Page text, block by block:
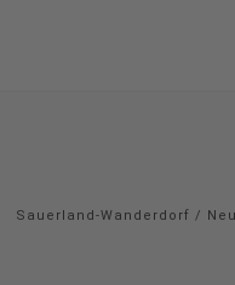
Sauerland-Wanderdorf /